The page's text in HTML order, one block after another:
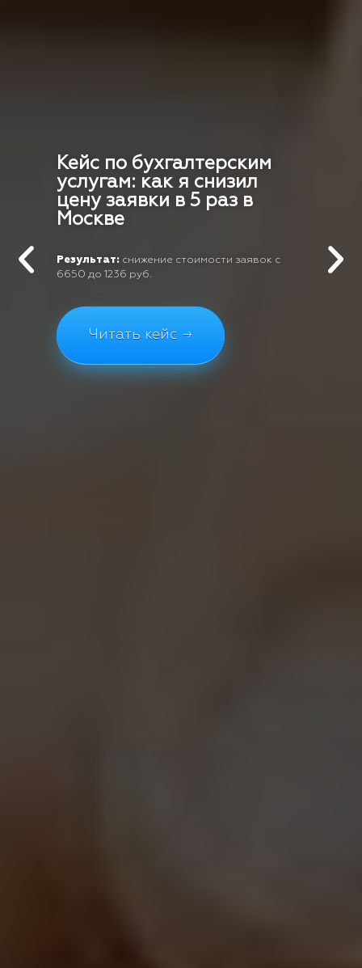
Кейс по бухгалтерским
услугам: как я снизил
цену заявки в 5 раз в
Москве
Результат: снижение стоимости заявок с
6650 до 1236 руб.
Читать кейс →